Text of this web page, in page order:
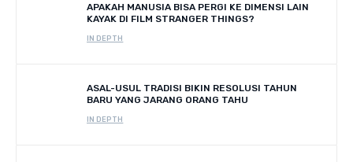
APAKAH MANUSIA BISA PERGI KE DIMENSI LAIN
KAYAK DI FILM STRANGER THINGS?
IN DEPTH
ASAL-USUL TRADISI BIKIN RESOLUSI TAHUN
BARU YANG JARANG ORANG TAHU
IN DEPTH